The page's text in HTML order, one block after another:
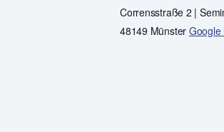
Corrensstraße 2 |
48149 Münster Google